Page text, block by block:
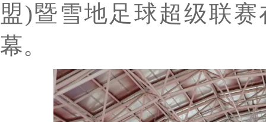
盟)暨雪地足球超级联
幕。